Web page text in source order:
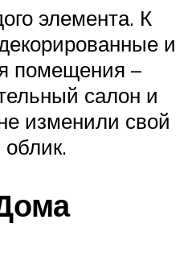
элемента. К
и
помещения –
салон и
изменили свой